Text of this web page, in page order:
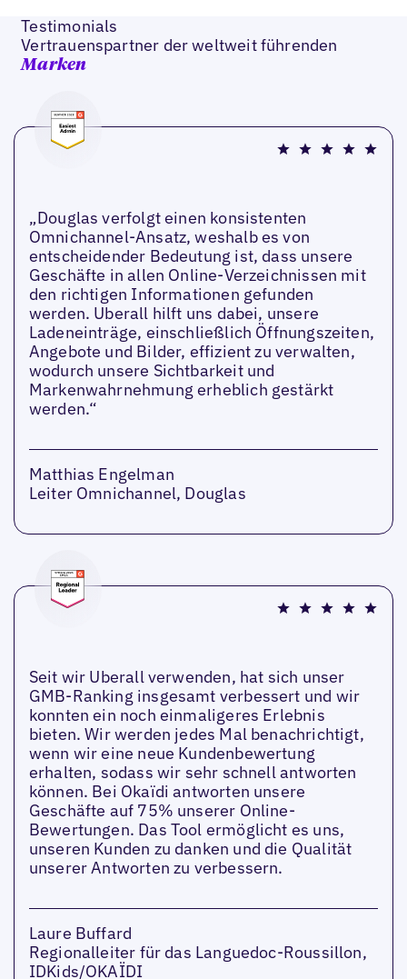
Testimonials
Vertrauenspartner der weltweit führenden
Marken
„Douglas verfolgt einen konsistenten
Omnichannel-Ansatz, weshalb es von
entscheidender Bedeutung ist, dass unsere
Geschäfte in allen Online-Verzeichnissen mit
den richtigen Informationen gefunden
werden. Uberall hilft uns dabei, unsere
Ladeneinträge, einschließlich Öffnungszeiten,
Angebote und Bilder, effizient zu verwalten,
wodurch unsere Sichtbarkeit und
Markenwahrnehmung erheblich gestärkt
werden.“
Matthias Engelman
Leiter Omnichannel, Douglas
Seit wir Uberall verwenden, hat sich unser
GMB-Ranking insgesamt verbessert und wir
konnten ein noch einmaligeres Erlebnis
bieten. Wir werden jedes Mal benachrichtigt,
wenn wir eine neue Kundenbewertung
erhalten, sodass wir sehr schnell antworten
können. Bei Okaïdi antworten unsere
Geschäfte auf 75% unserer Online-
Bewertungen. Das Tool ermöglicht es uns,
unseren Kunden zu danken und die Qualität
unserer Antworten zu verbessern.
Laure Buffard
Regionalleiter für das Languedoc-Roussillon,
IDKids/OKAÏDI